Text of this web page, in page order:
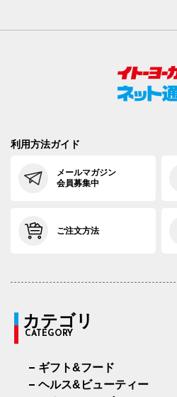
利用方法ガイド
メールマガジン
会員募集中
ご注文方法
カテゴリ
CATEGORY
ギフト&フード
ヘルス&ビューティー